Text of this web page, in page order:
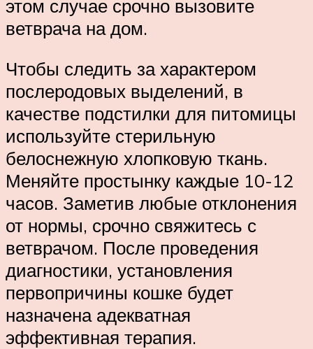
этом случае срочно вызовите
ветврача на дом.
Чтобы следить за характером
послеродовых выделений, в
качестве подстилки для питомицы
используйте стерильную
белоснежную хлопковую ткань.
Меняйте простынку каждые 10-12
часов. Заметив любые отклонения
от нормы, срочно свяжитесь с
ветврачом. После проведения
диагностики, установления
первопричины кошке будет
назначена адекватная
эффективная терапия.